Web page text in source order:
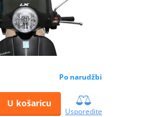
Po narudžbi
U košaricu
Usporedite